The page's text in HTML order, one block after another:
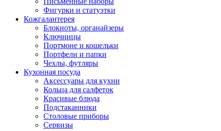
Фигурки и статуэтки
Кожгалантерея
Блокноты, органайзеры
Ключницы
Портмоне и кошельки
Портфели и папки
Чехлы, футляры
Кухонная посуда
Аксессуары для кухни
Кольца для салфеток
Красивые блюда
Подстаканники
Столовые приборы
Cервизы